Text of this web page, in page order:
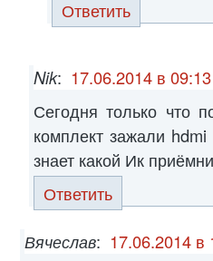
Ответить
Nik: 17.06.2014 в 09:13
Сегодня только что
комплект зажали
знает какой Ик
Ответить
Вячеслав: 17.06.2014 в